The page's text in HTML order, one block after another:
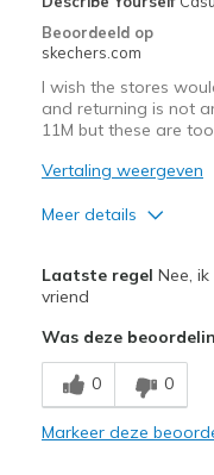
Beoordeeld op
skechers.com
I wish the stores
and returning is not
11M but these are
Vertaling weergeven
Meer details
Attractive Design
Stylish
Beste toepassingen
Casual Wear
Laatste regel Nee,
vriend
Was deze
0 0
Markeer deze